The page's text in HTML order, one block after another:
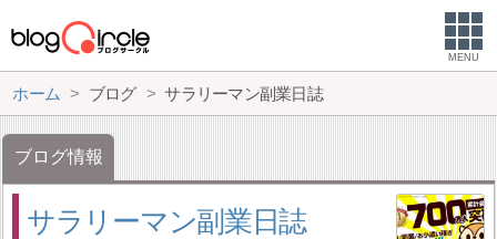
MENU
ホーム ブログ サラリーマン副業日誌
ブログ情報
サラリーマン副業日誌